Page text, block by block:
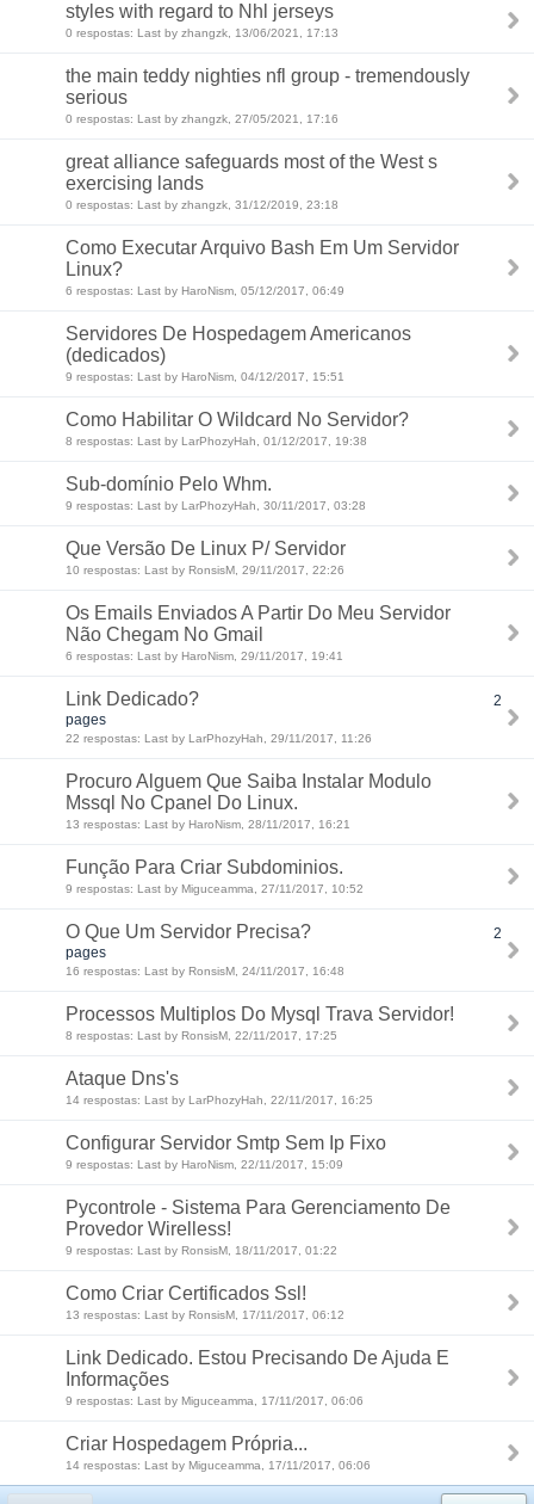
styles with regard to Nhl jerseys
0 respostas: Last by zhangzk, 13/06/2021, 17:13
the main teddy nighties nfl group - tremendously
serious
0 respostas: Last by zhangzk, 27/05/2021, 17:16
great alliance safeguards most of the West s
exercising lands
0 respostas: Last by zhangzk, 31/12/2019, 23:18
Como Executar Arquivo Bash Em Um Servidor
Linux?
6 respostas: Last by HaroNism, 05/12/2017, 06:49
Servidores De Hospedagem Americanos
(dedicados)
9 respostas: Last by HaroNism, 04/12/2017, 15:51
Como Habilitar O Wildcard No Servidor?
8 respostas: Last by LarPhozyHah, 01/12/2017, 19:38
Sub-domínio Pelo Whm.
9 respostas: Last by LarPhozyHah, 30/11/2017, 03:28
Que Versão De Linux P/ Servidor
10 respostas: Last by RonsisM, 29/11/2017, 22:26
Os Emails Enviados A Partir Do Meu Servidor
Não Chegam No Gmail
6 respostas: Last by HaroNism, 29/11/2017, 19:41
Link Dedicado?
2
pages
22 respostas: Last by LarPhozyHah, 29/11/2017, 11:26
Procuro Alguem Que Saiba Instalar Modulo
Mssql No Cpanel Do Linux.
13 respostas: Last by HaroNism, 28/11/2017, 16:21
Função Para Criar Subdominios.
9 respostas: Last by Miguceamma, 27/11/2017, 10:52
O Que Um Servidor Precisa?
2
pages
16 respostas: Last by RonsisM, 24/11/2017, 16:48
Processos Multiplos Do Mysql Trava Servidor!
8 respostas: Last by RonsisM, 22/11/2017, 17:25
Ataque Dns's
14 respostas: Last by LarPhozyHah, 22/11/2017, 16:25
Configurar Servidor Smtp Sem Ip Fixo
9 respostas: Last by HaroNism, 22/11/2017, 15:09
Pycontrole - Sistema Para Gerenciamento De
Provedor Wirelless!
9 respostas: Last by RonsisM, 18/11/2017, 01:22
Como Criar Certificados Ssl!
13 respostas: Last by RonsisM, 17/11/2017, 06:12
Link Dedicado. Estou Precisando De Ajuda E
Informações
9 respostas: Last by Miguceamma, 17/11/2017, 06:06
Criar Hospedagem Própria...
14 respostas: Last by Miguceamma, 17/11/2017, 06:06